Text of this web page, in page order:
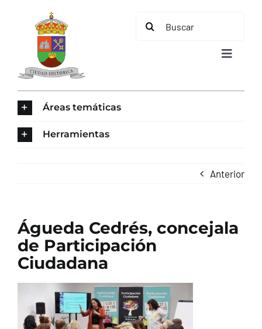
contenido
Buscar:
Toggle
TURISMO
Áreas temáticas
Herramientas
Anterior
Águeda Cedrés, concejala
de Participación
Ciudadana